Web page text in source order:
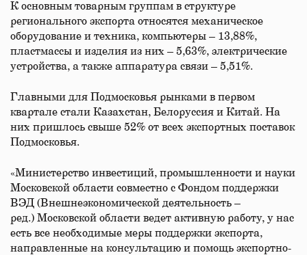
К основным товарным группам в структуре
регионального экспорта относятся механическое
оборудование и техника, компьютеры – 13,88%,
пластмассы и изделия из них – 5,63%, электрические
устройства, а также аппаратура связи – 5,51%.
Главными для Подмосковья рынками в первом
квартале стали Казахстан, Белоруссия и Китай. На
них пришлось свыше 52% от всех экспортных поставок
Подмосковья.
«Министерство инвестиций, промышленности и науки
Московской области совместно с Фондом поддержки
ВЭД (Внешнеэкономической деятельность –
ред.) Московской области ведет активную работу, у нас
есть все необходимые меры поддержки экспорта,
направленные на консультацию и помощь экспортно-